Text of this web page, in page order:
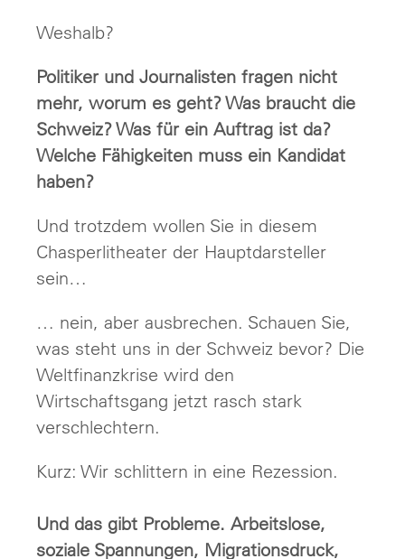
Weshalb?
Politiker und Journalisten fragen nicht
mehr, worum es geht? Was braucht die
Schweiz? Was für ein Auftrag ist da?
Welche Fähigkeiten muss ein Kandidat
haben?
Und trotzdem wollen Sie in diesem
Chasperlitheater der Hauptdarsteller
sein…
… nein, aber ausbrechen. Schauen Sie,
was steht uns in der Schweiz bevor? Die
Weltfinanzkrise wird den
Wirtschaftsgang jetzt rasch stark
verschlechtern.
Kurz: Wir schlittern in eine Rezession.
Und das gibt Probleme. Arbeitslose,
soziale Spannungen, Migrationsdruck,